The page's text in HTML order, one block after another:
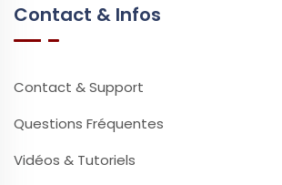
Contact & Infos
Contact & Support
Questions Fréquentes
Vidéos & Tutoriels